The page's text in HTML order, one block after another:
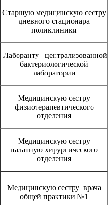
Старшую медицинскую сестру
дневного стационара
поликлиники
Лаборанту централизованной
бактериологической
лаборатории
Медицинскую сестру
физиотерапевтического
отделения
Медицинскую сестру
палатную хирургического
отделения
Медицинскую сестру врача
общей практики №1